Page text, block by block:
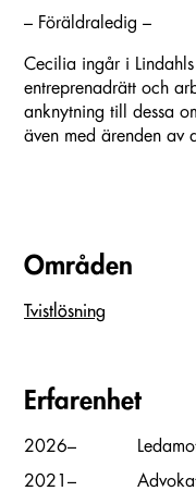
– Föräldraledig –
Cecilia ingår i
entreprenadrätt och
anknytning till dessa
även med ärenden av
Områden
Tvistlösning
Erfarenhet
2026–
2021–